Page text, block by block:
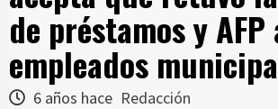
de préstamos y AFP
empleados
6 años hace Redacción